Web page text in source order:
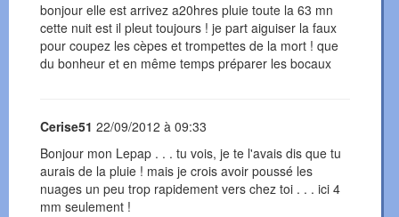
bonjour elle est arrivez a20hres pluie toute la 63 mn
cette nuit est il pleut toujours ! je part aiguiser la faux
pour coupez les cèpes et trompettes de la mort ! que
du bonheur et en même temps préparer les bocaux
Cerise51 22/09/2012 à 09:33
Bonjour mon Lepap . . . tu vois, je te l'avais dis que tu
aurais de la pluie ! mais je crois avoir poussé les
nuages un peu trop rapidement vers chez toi . . . ici 4
mm seulement !